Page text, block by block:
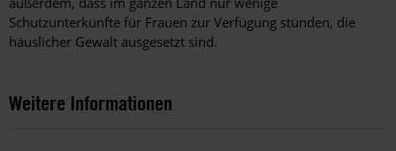
Schutzunterkünfte für Frauen zur Verfügung stünden, die
häuslicher Gewalt ausgesetzt sind.
Weitere Informationen